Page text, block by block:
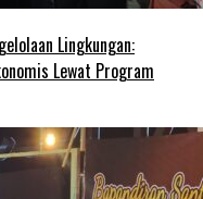
Lingkungan:
Lewat Program